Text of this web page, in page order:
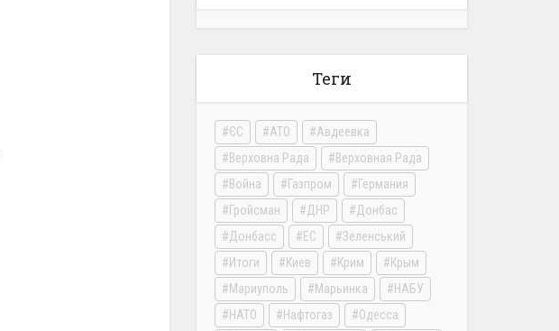
Теги
ЄС АТО
Авдеевка
Верховна Рада
Верховная Рада
Война
Газпром
Германия
Гройсман
ДНР
Донбас
Донбасс
ЕС
Зеленський
Итоги
Киев Крим
Крым
Мариуполь
Марьинка
НАБУ
НАТО
Нафтогаз
Одесса